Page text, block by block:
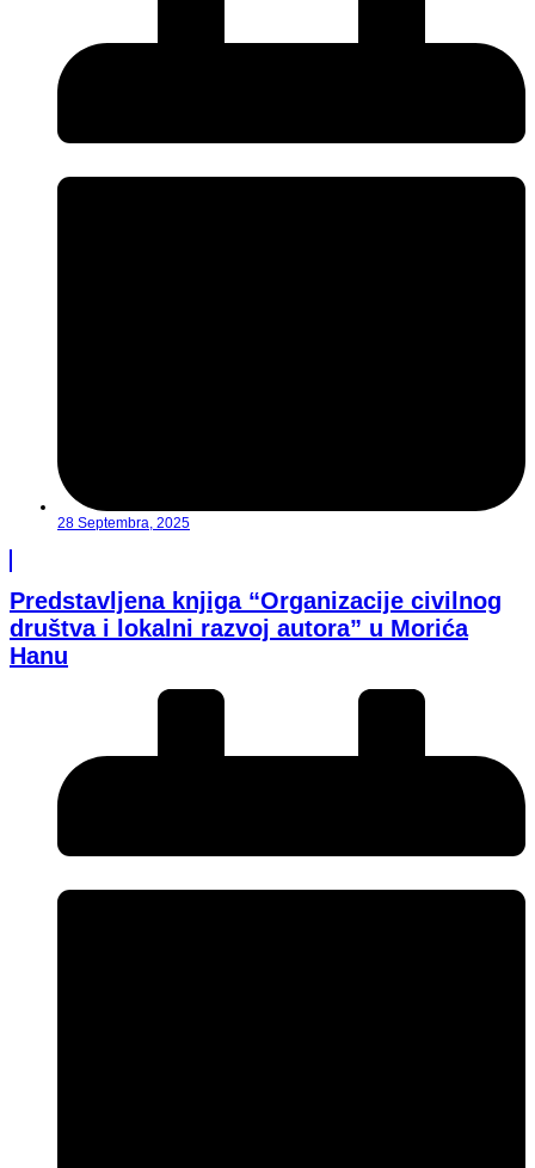
28 Septembra, 2025
Predstavljena knjiga “Organizacije civilnog
društva i lokalni razvoj autora” u Morića
Hanu